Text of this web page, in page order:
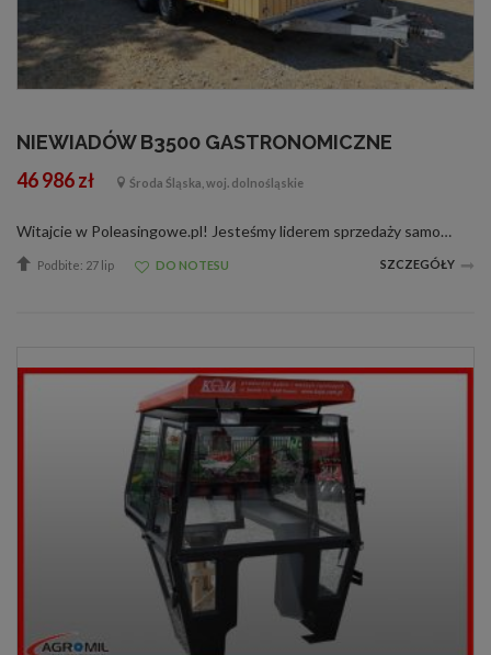
NIEWIADÓW B3500 GASTRONOMICZNE
46 986 zł Środa Śląska, woj. dolnośląskie
Witajcie w Poleasingowe.pl! Jesteśmy liderem sprzedaży samochodów poleasingowych, poflotowych i powindykacyjnych. Mamy dla was świetną okazję! Zobaczcie NIEWIADÓW B3500 wraz z raportami stanu technicznego. W razie jakichkolwiek pytań, dane kon...
Podbite: 27 lip DO NOTESU SZCZEGÓŁY